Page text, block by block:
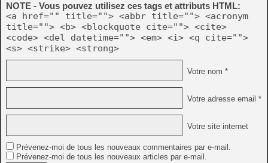
NOTE - Vous pouvez utilisez ces tags et attributs HTML:
<a href="" title=""> <abbr title=""> <acronym
title=""> <b> <blockquote cite=""> <cite>
<code> <del datetime=""> <em> <i> <q cite="">
<s> <strike> <strong>
Votre nom *
Votre adresse email *
Votre site internet
Prévenez-moi de tous les nouveaux commentaires par e-mail.
Prévenez-moi de tous les nouveaux articles par e-mail.